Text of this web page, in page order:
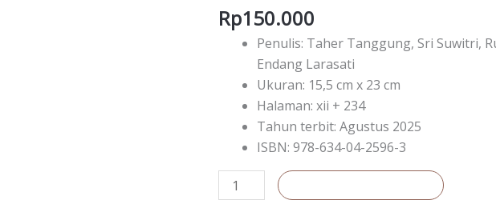
Rp150.000
Penulis: Taher Tanggung, Sri Suwitri,
Endang Larasati
Ukuran: 15,5 cm x 23 cm
Halaman: xii + 234
Tahun terbit: Agustus 2025
ISBN: 978-634-04-2596-3
dan
Regulasi
Pendirian
Rumah
Ibadah
Indonesia